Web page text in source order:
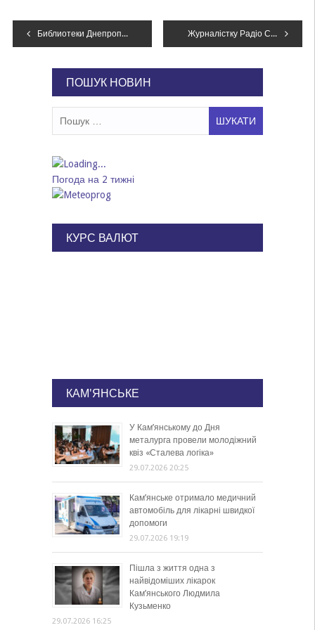
Навігація
Библиотеки Днепропетровщины получат более 50 тысяч книг Журналістку Радіо Свобода відзначили за висвітлення участі українських спортсменів в Європейських іграх
ПОШУК НОВИН
Погода на 2 тижні
КУРС ВАЛЮТ
КАМ'ЯНСЬКЕ
У Кам’янському до Дня
металурга провели молодіжний
квіз «Сталева логіка»
29.07.2026 20:25
Кам’янське отримало медичний
автомобіль для лікарні швидкої
допомоги
29.07.2026 19:19
Пішла з життя одна з
найвідоміших лікарок
Кам’янського Людмила
Кузьменко
29.07.2026 16:25